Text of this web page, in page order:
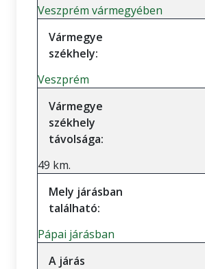
Veszprém vármegyében
Vármegye
székhely:
Veszprém
Vármegye
székhely
távolsága:
49 km.
Mely járásban
található:
Pápai járásban
A járás